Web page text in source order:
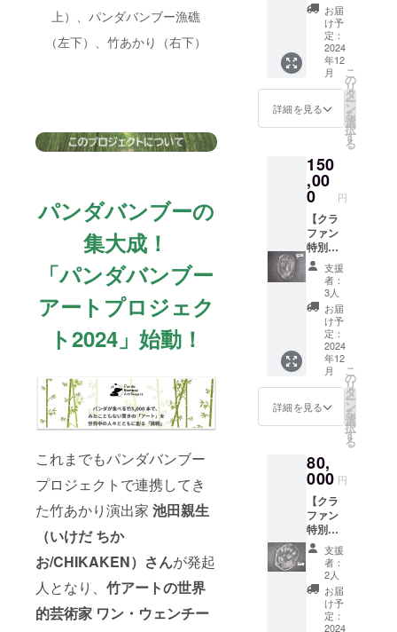
上）、パンダバンブー漁礁
（左下）、竹あかり（右下）
パンダバンブーの
集大成！
「パンダバンブー
アートプロジェク
ト2024」始動！
これまでもパンダバンブー
プロジェクトで連携してき
た竹あかり演出家 池田親生
（いけだ ちか
お/CHIKAKEN）さんが発起
人となり、 竹アートの世界
的芸術家 ワン・ウェンチー
自でご
負担く
ださ
い。 ・
お申し
込み
場など
詳細情
にてご
案内し
ます。
再発行
はでき
ません
キャラ
クター
はアド
ベン
チャー
ワール
ドの公
式
YouTub
eに出演
ど、人
と動物
と自然
Smile（
＝しあ
わせ）
が溢れ
る社会
を目指
して活
動して
いま
す。 ・
稼働時
間：準
備含め3
時間程
程度）
・基本
的に着
座状態
となり
ます。
激しい
動きは
できま
せん。
・対応
期間：
成した
絵がデ
ザイン
されて
いるT
シャツ
をクラ
ファン
ション
として
限定100
枚制作
しま
す。 ■
内容 ・
現在制
作中の
「良
浜」の
描画作
品をプ
リント
したT
シャツ
■サイ
ズ：S
/XL （詳
ズは画
像をご
ださ
い） ■
数量：
限定100
意事項/
その他
・現在
制作中
ト作
品】
「良
浜」の
描画作
品を現
在制作
されて
いる、
て活躍
する琴
塚吉太
朗さん
とコラ
ボレー
ショ
ン！ ポ
スト
カード
サイズ
のパン
ダラフ
イラス
トを制
作いた
だきま
す。 ク
ラファ
作品と
なりま
す。 ■
内容 ・
パンダ
の
「顔」
、「寝
姿」、
「斜め
後ろ
姿」、
お届
け予
定：
2024
年12
月
詳細を見る
こ
の
リ
タ
ー
ン
を
選
択
す
る
150
,00
0 円
【クラ
ファン
特別企
画！50
個限
定！伝
説のお
父さん
「永
明」の
足形ガ
ラス】
白浜パ
ンダ
ファミ
家」の
16頭の
お父さ
ん「永
明」の
貴重な
ガラス
の足
形。 過
去に
とった
石膏の
支援
者：
3人
お届
け予
定：
2024
年12
月
詳細を見る
こ
の
リ
タ
ー
ン
を
選
択
す
る
80,
000 円
【クラ
ファン
特別企
画！50
個限
定！パ
ンダ
ファミ
リー
支援
者：
2人
お届
け予
定：
2024